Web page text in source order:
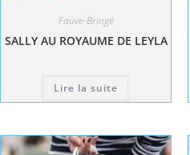
Fauve-Bringé
SALLY AU ROYAUME DE LEYLA
Lire la suite